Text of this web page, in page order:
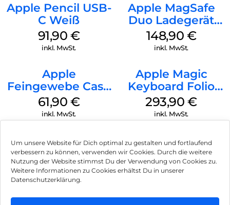
Um unsere Website für Dich optimal zu gestalten und fortlaufend
verbessern zu können, verwenden wir Cookies. Durch die weitere
Nutzung der Website stimmst Du der Verwendung von Cookies zu.
Weitere Informationen zu Cookies erhältst Du in unserer
Datenschutzerklärung.
Apple Pencil USB-
C Weiß
91,90 €
inkl. MwSt.
Apple MagSafe
Duo Ladegerät
Weiß
148,90 €
inkl. MwSt.
Apple
Feingewebe Case
iPhone 15 Pro
MagSafe Schwarz
61,90 €
inkl. MwSt.
Apple Magic
Keyboard Folio
iPad 10.9″ (10.Gen.)
Weiß
293,90€
inkl. MwSt.
Impressum